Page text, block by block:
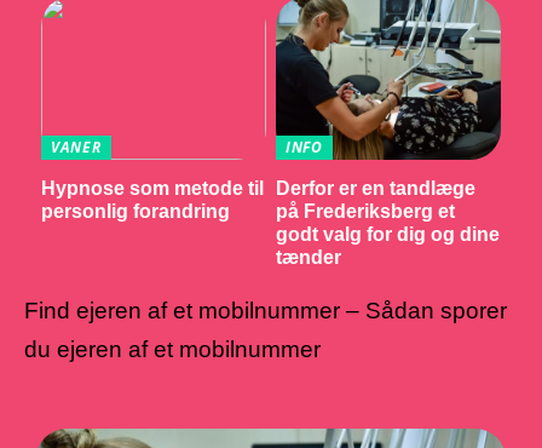
VANER
Hypnose som metode til
personlig forandring
INFO
Derfor er en tandlæge
på Frederiksberg et
godt valg for dig og dine
tænder
Find ejeren af et mobilnummer – Sådan sporer
du ejeren af et mobilnummer